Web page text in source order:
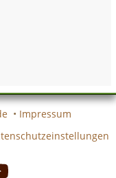
• Impressum